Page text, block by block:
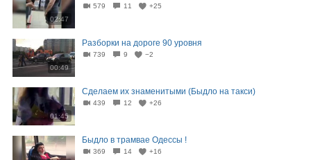
02:47
579 11 +25
00:49
Разборки на дороге 90 уровня
739 9 −2
01:45
Сделаем их знаменитыми (Быдло на такси)
439 12 +26
Быдло в трамвае Одессы !
369 14 +16